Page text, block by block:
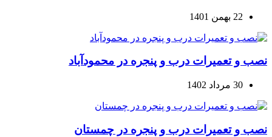
22 بهمن 1401
نصب و تعمیرات درب و پنجره در محمودآباد
30 مرداد 1402
نصب و تعمیرات درب و پنجره در چمستان